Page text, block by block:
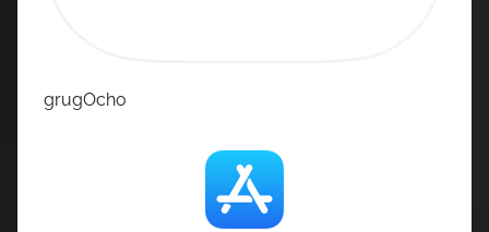
grugOcho